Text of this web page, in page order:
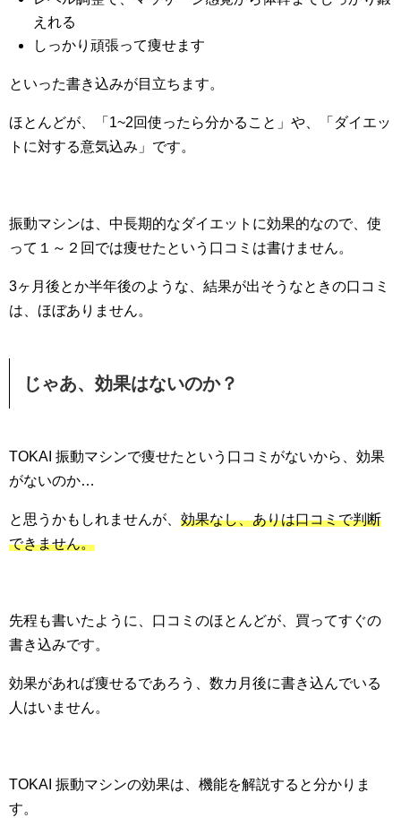
えれる
しっかり頑張って痩せます
といった書き込みが目立ちます。
ほとんどが、「1~2回使ったら分かること」や、「ダイエッ
トに対する意気込み」です。
振動マシンは、中長期的なダイエットに効果的なので、使
って１～２回では痩せたという口コミは書けません。
3ヶ月後とか半年後のような、結果が出そうなときの口コミ
は、ほぼありません。
じゃあ、効果はないのか？
TOKAI 振動マシンで痩せたという口コミがないから、効果
がないのか…
と思うかもしれませんが、 効果なし、ありは口コミで判断
できません。
先程も書いたように、口コミのほとんどが、買ってすぐの
書き込みです。
効果があれば痩せるであろう、数カ月後に書き込んでいる
人はいません。
TOKAI 振動マシンの効果は、機能を解説すると分かりま
す。